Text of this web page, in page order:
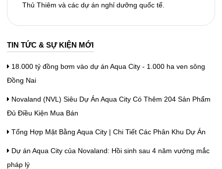
Thủ Thiêm và các dự án nghỉ dưỡng quốc tế.
TIN TỨC & SỰ KIỆN MỚI
18.000 tỷ đồng bơm vào dự án Aqua City - 1.000 ha ven sông
Đồng Nai
Novaland (NVL) Siêu Dự Án Aqua City Có Thêm 204 Sản Phẩm
Đủ Điều Kiện Mua Bán
Tổng Hợp Mặt Bằng Aqua City | Chi Tiết Các Phân Khu Dự Án
Dự án Aqua City của Novaland: Hồi sinh sau 4 năm vướng mắc
pháp lý